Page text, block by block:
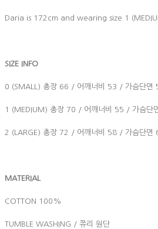
Daria is 172cm and wearing size 1
SIZE INFO
0 (SMALL) 총장 66 / 어깨너비 53 / 가슴단면
1 (MEDIUM) 총장 70 / 어깨너비 55 / 가슴단
2 (LARGE) 총장 72 / 어깨너비 58 / 가슴단면
MATERIAL
COTTON 100%
TUMBLE WASHING / 쮸리 원단